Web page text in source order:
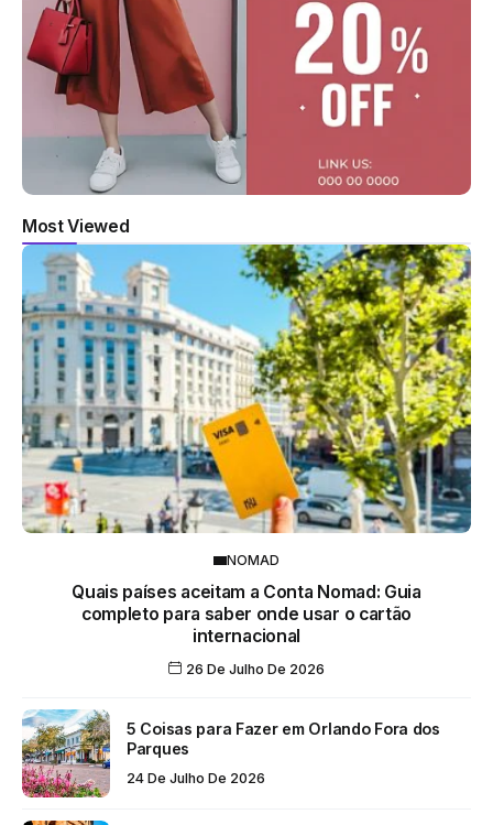
Most Viewed
NOMAD
Quais países aceitam a Conta Nomad: Guia
completo para saber onde usar o cartão
internacional
26 De Julho De 2026
5 Coisas para Fazer em Orlando Fora dos
Parques
24 De Julho De 2026